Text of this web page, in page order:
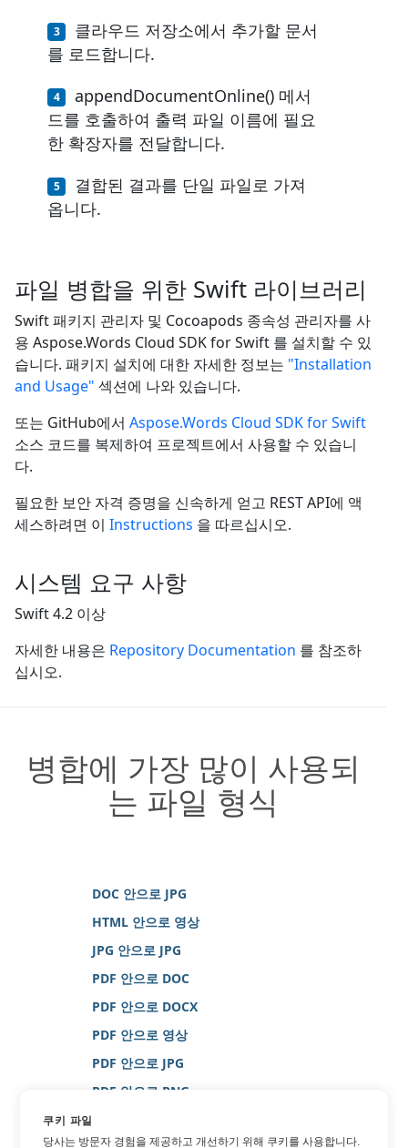
클라우드 저장소에서 추가할 문서
를 로드합니다.
appendDocumentOnline() 메서
드를 호출하여 출력 파일 이름에 필요
한 확장자를 전달합니다.
결합된 결과를 단일 파일로 가져
옵니다.
파일 병합을 위한 Swift 라이브러리
Swift 패키지 관리자 및 Cocoapods 종속성 관리자를 사
용 Aspose.Words Cloud SDK for Swift 를 설치할 수 있
습니다. 패키지 설치에 대한 자세한 정보는 "Installation
and Usage" 섹션에 나와 있습니다.
또는 GitHub에서 Aspose.Words Cloud SDK for Swift
소스 코드를 복제하여 프로젝트에서 사용할 수 있습니
다.
필요한 보안 자격 증명을 신속하게 얻고 REST API에 액
세스하려면 이 Instructions 을 따르십시오.
시스템 요구 사항
Swift 4.2 이상
자세한 내용은 Repository Documentation 를 참조하
십시오.
병합에 가장 많이 사용되
는 파일 형식
DOC 안으로 JPG
HTML 안으로 영상
JPG 안으로 JPG
PDF 안으로 DOC
PDF 안으로 DOCX
PDF 안으로 영상
PDF 안으로 JPG
PDF 안으로 PNG
쿠키 파일
당사는 방문자 경험을 제공하고 개선하기 위해 쿠키를 사용합니다.